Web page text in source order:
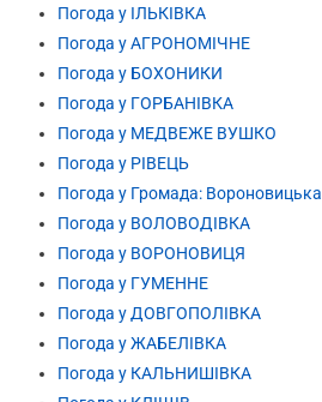
Погода у ІЛЬКІВКА
Погода у АГРОНОМІЧНЕ
Погода у БОХОНИКИ
Погода у ГОРБАНІВКА
Погода у МЕДВЕЖЕ ВУШКО
Погода у РІВЕЦЬ
Погода у Громада: Вороновицька
Погода у ВОЛОВОДІВКА
Погода у ВОРОНОВИЦЯ
Погода у ГУМЕННЕ
Погода у ДОВГОПОЛІВКА
Погода у ЖАБЕЛІВКА
Погода у КАЛЬНИШІВКА